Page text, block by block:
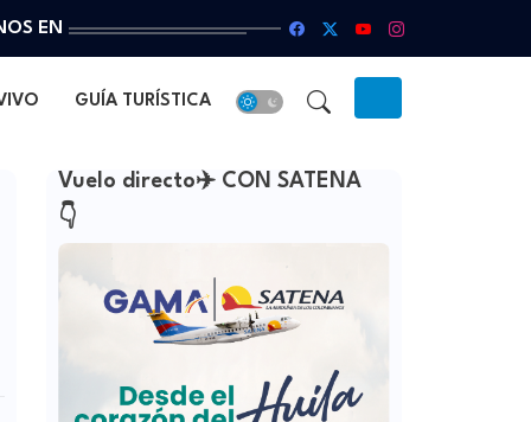
EN
GUÍA TURÍSTICA
Vuelo directo✈️ CON SATENA
👇